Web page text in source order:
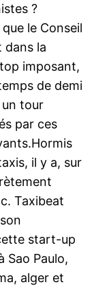
?
le Conseil
dans la
imposant,
de demi
un tour
par ces
il y a, sur
Taxibeat
start-up
Sao Paulo,
alger et